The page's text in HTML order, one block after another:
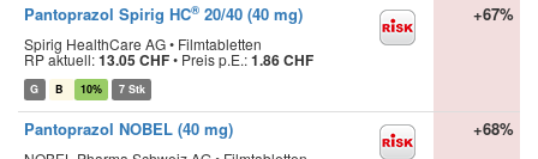
Pantoprazol Spirig HC® 20/40 (40 mg)
Spirig HealthCare AG • Filmtabletten
RP aktuell:13.05 CHF• Preis p.E.:1.86 CHF
G B 10% 7 Stk
+67%
Pantoprazol NOBEL (40 mg) +68%